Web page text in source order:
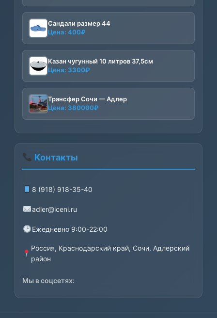
Сандали размер 44
Цена: 400₽
Казан чугунный 10 литров 37,5см
Цена: 3300₽
Трансфер Сочи — Адлер
Цена: 380000₽
Контакты
8 (918) 918-35-40
adler@iceni.ru
Ежедневно 9:00-22:00
Россия, Краснодарский край, Сочи, Адлерский
район
Мы в соцсетях: